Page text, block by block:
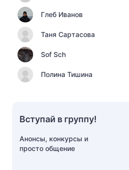
Глеб Иванов
Таня Сартасова
Sof Sch
Полина Тишина
Вступай в группу!
Анонсы, конкурсы и
просто общение